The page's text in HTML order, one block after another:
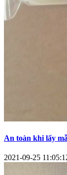
An toàn khi lấy
2021-09-25